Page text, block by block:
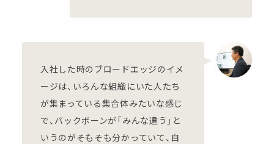
入社した時のブロードエッジのイメ
ージは、いろんな組織にいた人たち
が集まっている集合体みたいな感じ
で、バックボーンが「みんな違う」と
いうのがそもそも分かっていて、自